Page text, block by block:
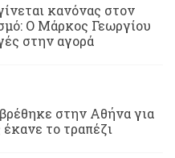
κανόνας στον
Ο Μάρκος Γεωργίου
στην αγορά
στην Αθήνα για
το τραπέζι